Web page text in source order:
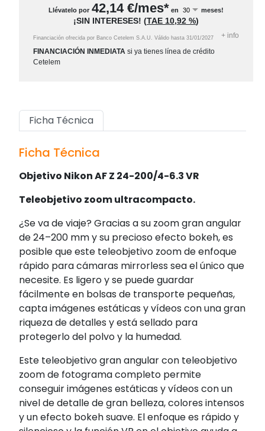
Llévatelo por 42,14€/mes* en meses!
¡SIN INTERESES! (TAE 10,92 %)
Financiación ofrecida por Banco Cetelem S.A.U. Válido hasta 31/01/2027 + info
FINANCIACIÓN INMEDIATA si ya tienes línea de crédito
Cetelem
Ficha Técnica
Ficha Técnica
Objetivo Nikon AF Z 24-200/4-6.3 VR
Teleobjetivo zoom ultracompacto.
¿Se va de viaje? Gracias a su zoom gran angular
de 24–200 mm y su precioso efecto bokeh, es
posible que este teleobjetivo zoom de enfoque
rápido para cámaras mirrorless sea el único que
necesite. Es ligero y se puede guardar
fácilmente en bolsas de transporte pequeñas,
capta imágenes estáticas y vídeos con una gran
riqueza de detalles y está sellado para
protegerlo del polvo y la humedad.
Este teleobjetivo gran angular con teleobjetivo
zoom de fotograma completo permite
conseguir imágenes estáticas y vídeos con un
nivel de detalle de gran belleza, colores intensos
y un efecto bokeh suave. El enfoque es rápido y